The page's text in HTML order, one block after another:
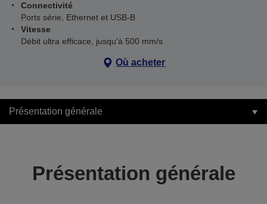
Connectivité
Ports série, Ethernet et USB-B
Vitesse
Débit ultra efficace, jusqu'à 500 mm/s
Où acheter
Présentation générale
Présentation générale